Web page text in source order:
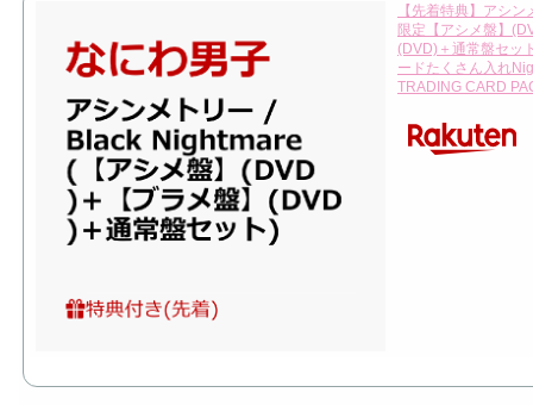
【先着特典】アシ
限定【アシメ盤】
(DVD)＋通常盤セッ
ードたくさん入れ
TRADING CARD